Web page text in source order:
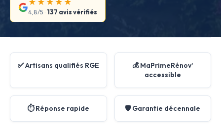
★★★★★
4,8/5 · 137 avis vérifiés
✅ Artisans qualifiés RGE
💰 MaPrimeRénov'
accessible
⏱️ Réponse rapide 🛡️ Garantie décennale